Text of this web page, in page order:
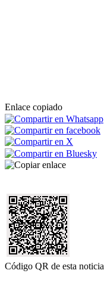
Enlace copiado
Código QR de esta noticia